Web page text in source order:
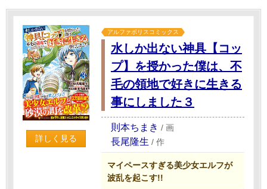
詳しく見る
アルファポリスコミックス
水しか出ない神具【コッ
プ】を授かった僕は、不
毛の領地で好きに生きる
事にしました３
則本ちまき / 画
長尾隆生 / 作
マイペースすぎる美少女エルフが
波乱を起こす!!